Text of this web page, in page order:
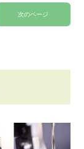
次のページ